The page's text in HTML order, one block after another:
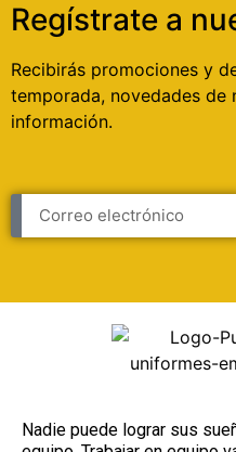
Regístrate a
Recibirás promociones y
temporada, novedades de
información.
Nadie puede lograr sus